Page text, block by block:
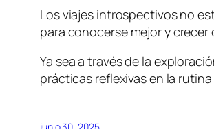
Los viajes introspectivos no
para conocerse mejor y crecer
Ya sea a través de la
prácticas reflexivas en la